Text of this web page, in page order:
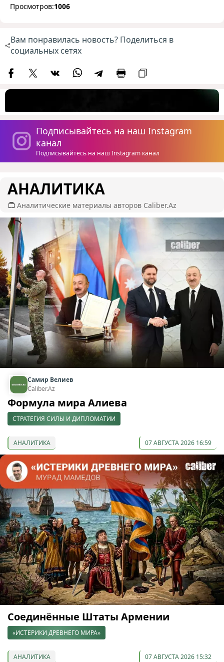
Просмотров:1006
Вам понравилась новость? Поделиться в
социальных сетях
Подписывайтесь на наш Instagram
канал
Подписывайтесь на наш Instagram канал
АНАЛИТИКА
Аналитические материалы авторов Caliber.Az
Самир Велиев
Caliber.Az
Формула мира Алиева
СТРАТЕГИЯ СИЛЫ И ДИПЛОМАТИИ
АНАЛИТИКА 07 АВГУСТА 2026 16:59
Соединённые Штаты Армении
«ИСТЕРИКИ ДРЕВНЕГО МИРА»
АНАЛИТИКА 07 АВГУСТА 2026 15:32